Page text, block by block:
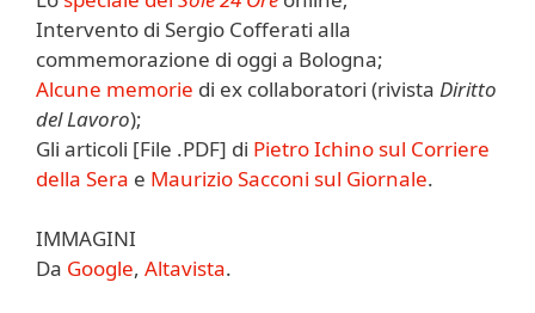
Intervento di Sergio Cofferati alla
commemorazione di oggi a Bologna;
Alcune memorie di ex collaboratori (rivista Diritto
del Lavoro);
Gli articoli [File .PDF] di Pietro Ichino sul Corriere
della Sera e Maurizio Sacconi sul Giornale.
IMMAGINI
Da Google, Altavista.